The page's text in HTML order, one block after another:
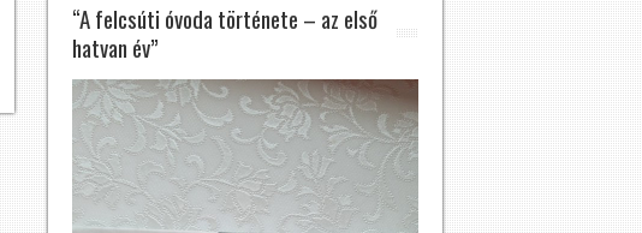
“A felcsúti óvoda története – az első
hatvan év”